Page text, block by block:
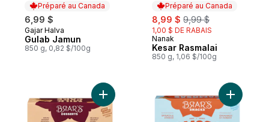
Préparé au Canada
6,99 $
Préparé au Canada
Gajar Halva
Gulab Jamun
850 g, 0,82 $/100g
Préparé au Canada
sale:
8,99 $ , formerly:
9,99 $
1,00 $ DE RABAIS
Préparé au Canada
Nanak
Kesar Rasmalai
850 g, 1,06 $/100g
Ajouter Gâteau au lait au panier Ajouter